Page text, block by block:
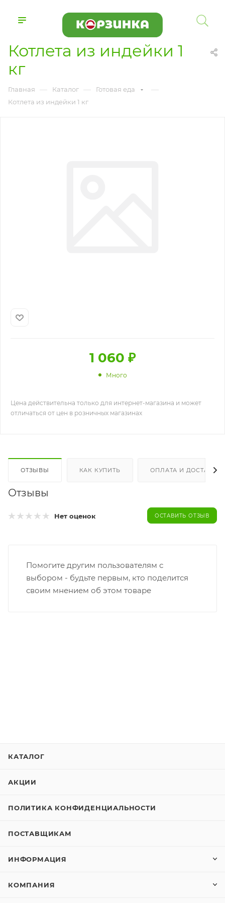
Котлета из индейки 1
кг
Главная — Каталог — Готовая еда —
Котлета из индейки 1 кг
1 060 ₽
Много
Цена действительна только для интернет-магазина и может
отличаться от цен в розничных магазинах
ОТЗЫВЫ КАК КУПИТЬ ОПЛАТА И ДОСТАВКА
Отзывы
Нет оценок ОСТАВИТЬ ОТЗЫВ
Помогите другим пользователям с
выбором - будьте первым, кто поделится
своим мнением об этом товаре
КАТАЛОГ
АКЦИИ
ПОЛИТИКА КОНФИДЕНЦИАЛЬНОСТИ
ПОСТАВЩИКАМ
ИНФОРМАЦИЯ
КОМПАНИЯ